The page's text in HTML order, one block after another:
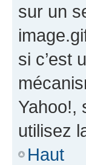
sur un
si c’est
Yahoo!,
utilisez
Haut